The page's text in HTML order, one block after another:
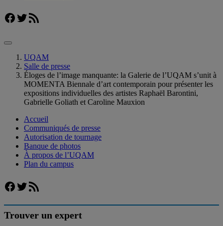
Facebook
Twitter
Flux RSS
UQAM
Salle de presse
Éloges de l’image manquante: la Galerie de l’UQAM s’unit à
MOMENTA Biennale d’art contemporain pour présenter les
expositions individuelles des artistes Raphaël Barontini,
Gabrielle Goliath et Caroline Mauxion
Accueil
Communiqués de presse
Autorisation de tournage
Banque de photos
À propos de l’UQAM
Plan du campus
Facebook
Twitter
Flux RSS
Trouver un expert